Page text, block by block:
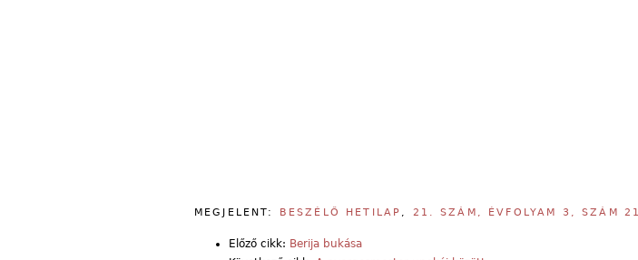
MEGJELENT: BESZÉLŐ HETILAP 21. SZÁM, ÉVFOLYAM 3, SZÁM 21
Előző cikk: Berija bukása